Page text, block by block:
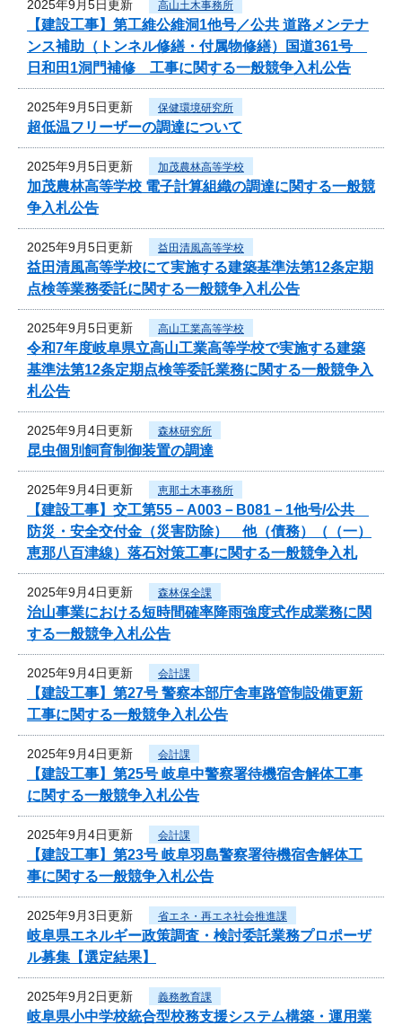
2025年9月5日更新 高山土木事務所
【建設工事】第工維公維洞1他号／公共 道路メンテナ
ンス補助（トンネル修繕・付属物修繕）国道361号
日和田1洞門補修 工事に関する一般競争入札公告
2025年9月5日更新 保健環境研究所
超低温フリーザーの調達について
2025年9月5日更新 加茂農林高等学校
加茂農林高等学校 電子計算組織の調達に関する一般競
争入札公告
2025年9月5日更新 益田清風高等学校
益田清風高等学校にて実施する建築基準法第12条定期
点検等業務委託に関する一般競争入札公告
2025年9月5日更新 高山工業高等学校
令和7年度岐阜県立高山工業高等学校で実施する建築
基準法第12条定期点検等委託業務に関する一般競争入
札公告
2025年9月4日更新 森林研究所
昆虫個別飼育制御装置の調達
2025年9月4日更新 恵那土木事務所
【建設工事】交工第55－A003－B081－1他号/公共
防災・安全交付金（災害防除） 他（債務）（（一）
恵那八百津線）落石対策工事に関する一般競争入札
2025年9月4日更新 森林保全課
治山事業における短時間確率降雨強度式作成業務に関
する一般競争入札公告
2025年9月4日更新 会計課
【建設工事】第27号 警察本部庁舎車路管制設備更新
工事に関する一般競争入札公告
2025年9月4日更新 会計課
【建設工事】第25号 岐阜中警察署待機宿舎解体工事
に関する一般競争入札公告
2025年9月4日更新 会計課
【建設工事】第23号 岐阜羽島警察署待機宿舎解体工
事に関する一般競争入札公告
2025年9月3日更新 省エネ・再エネ社会推進課
岐阜県エネルギー政策調査・検討委託業務プロポーザ
ル募集【選定結果】
2025年9月2日更新 義務教育課
岐阜県小中学校統合型校務支援システム構築・運用業